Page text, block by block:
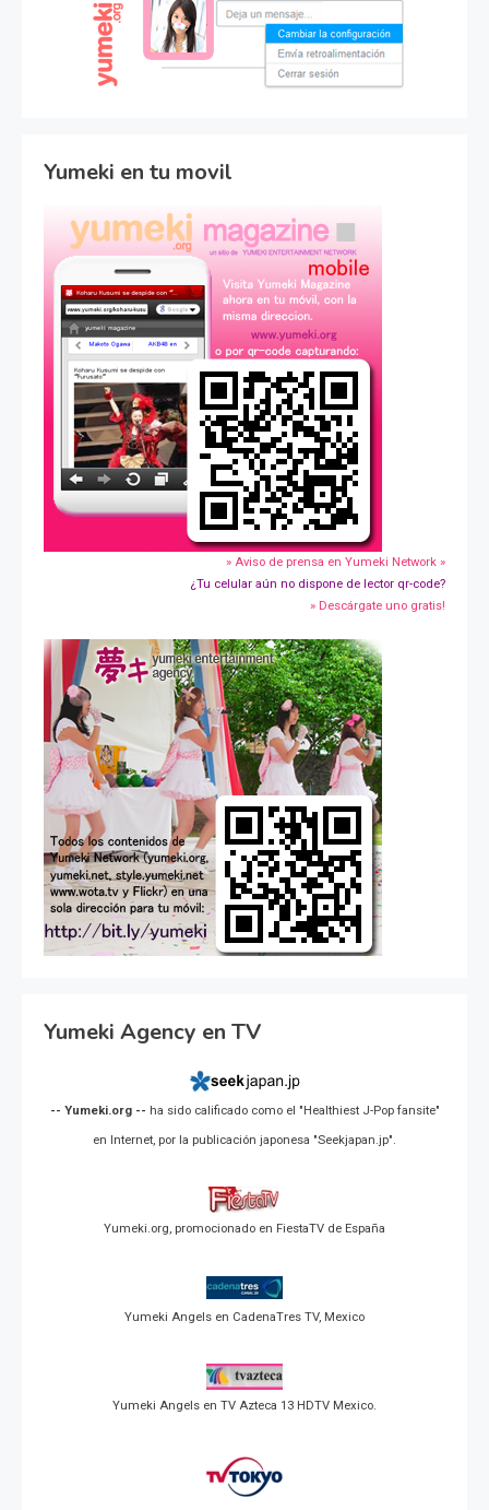
Yumeki en tu movil
» Aviso de prensa en Yumeki Network »
¿Tu celular aún no dispone de lector qr-code?
» Descárgate uno gratis!
Yumeki Agency en TV
-- Yumeki.org -- ha sido calificado como el "Healthiest J-Pop fansite"
en Internet, por la publicación japonesa "Seekjapan.jp".
Yumeki.org, promocionado en FiestaTV de España
Yumeki Angels en CadenaTres TV, Mexico
Yumeki Angels en TV Azteca 13 HDTV Mexico.